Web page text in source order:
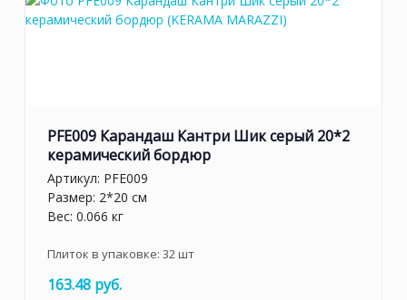
PFE009 Карандаш Кантри Шик серый 20*2
керамический бордюр
Артикул: PFE009
Размер: 2*20 см
Вес: 0.066 кг
Плиток в упаковке: 32шт
163.48 руб.